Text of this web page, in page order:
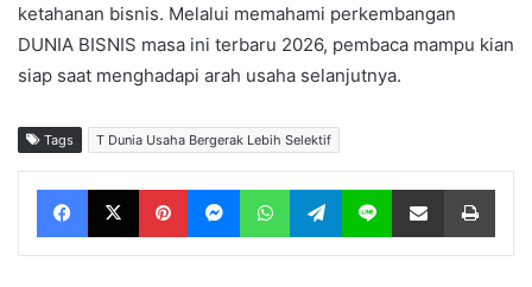
ketahanan bisnis. Melalui memahami perkembangan
DUNIA BISNIS masa ini terbaru 2026, pembaca mampu kian
siap saat menghadapi arah usaha selanjutnya.
Tags T Dunia Usaha Bergerak Lebih Selektif
Facebook X Pinterest Messenger WhatsApp Telegram Line Share via Email